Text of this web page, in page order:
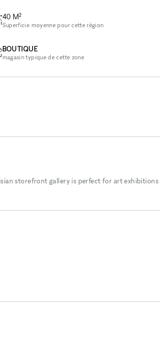
40 M2
Superficie moyenne pour cette région
BOUTIQUE
magasin typique de cette zone
storefront gallery is perfect for art exhibitions